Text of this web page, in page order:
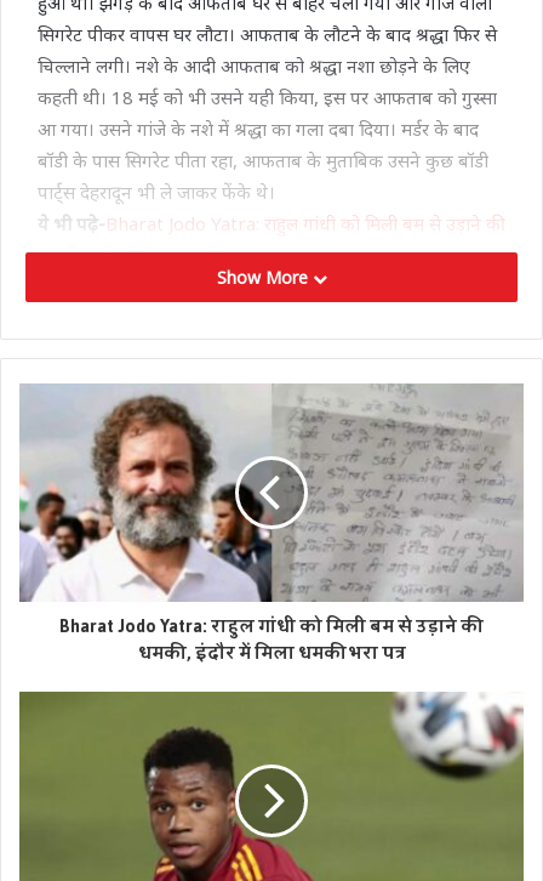
सिगरेट पीकर वापस घर लौटा। आफताब के लौटने के बाद श्रद्धा फिर से
चिल्लाने लगी। नशे के आदी आफताब को श्रद्धा नशा छोड़ने के लिए
कहती थी। 18 मई को भी उसने यही किया, इस पर आफताब को गुस्सा
आ गया। उसने गांजे के नशे में श्रद्धा का गला दबा दिया। मर्डर के बाद
बॉडी के पास सिगरेट पीता रहा, आफताब के मुताबिक उसने कुछ बॉडी
पार्ट्स देहरादून भी ले जाकर फेंके थे।
ये भी पढ़े-Bharat Jodo Yatra: राहुल गांधी को मिली बम से उड़ाने की
धमकी, इंदौर में मिला धमकी भरा पत्र
एक मेडिकल रिपोर्ट से हुआ है। ये रिपोर्ट साल 2020 की है जब
आफताब की पिटाई की वजह से श्रद्धा एक अस्पताल में भर्ती हुई थी।
पिटाई की वजह से श्रद्धा की पीठ, गर्दन और पैर में भयंकर दर्द हो गया
Tags Shraddha Murder Case श्रद्धा मर्डर
Show More
Bharat Jodo Yatra: राहुल गांधी को मिली बम से उड़ाने की
धमकी, इंदौर में मिला धमकी भरा पत्र